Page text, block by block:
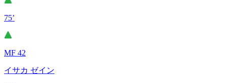
75’
MF 42
イサカ ゼイン